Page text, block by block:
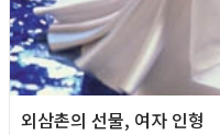
외삼촌의 선물, 여자 인형